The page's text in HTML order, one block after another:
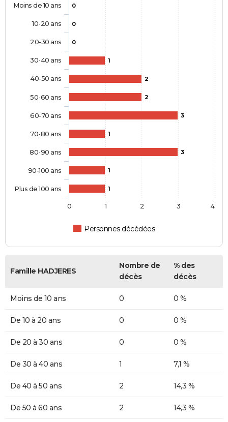
0
0
0
1
2
2
3
1
3
1
1
Personnes décédées
Moins de 10 ans
10-20 ans
20-30 ans
30-40 ans
40-50 ans
50-60 ans
60-70 ans
70-80 ans
80-90 ans
90-100 ans
Plus de 100 ans
0 1 2 3 4
Famille HADJERES
Nombre de
décès
% des
décès
Moins de 10 ans 0 0 %
De 10 à 20 ans 0 0 %
De 20 à 30 ans 0 0 %
De 30 à 40 ans 1 7,1 %
De 40 à 50 ans 2 14,3 %
De 50 à 60 ans 2 14,3 %